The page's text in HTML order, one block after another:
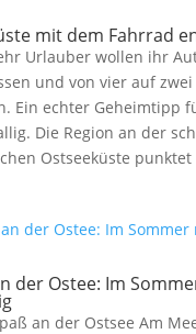
mit dem Fahrrad
Urlauber wollen ihr
und von vier auf zwei
Ein echter Geheimtipp
Die Region an der
Ostseeküste
der Ostee: Im
an der Ostsee Am